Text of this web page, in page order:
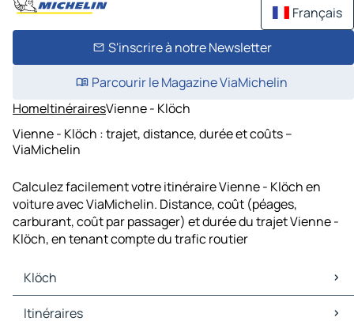
Français
S'inscrire à notre Newsletter
Parcourir le Magazine ViaMichelin
HomeItinérairesVienne - Klöch
Vienne - Klöch : trajet, distance, durée et coûts –
ViaMichelin
Calculez facilement votre itinéraire Vienne - Klöch en
voiture avec ViaMichelin. Distance, coût (péages,
carburant, coût par passager) et durée du trajet Vienne -
Klöch, en tenant compte du trafic routier
Klöch
Klöch Cartes et plans
Itinéraires